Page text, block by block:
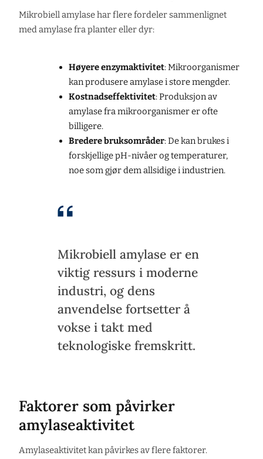
Mikrobiell amylase har flere fordeler sammenlignet
med amylase fra planter eller dyr:
Høyere enzymaktivitet: Mikroorganismer
kan produsere amylase i store mengder.
Kostnadseffektivitet: Produksjon av
amylase fra mikroorganismer er ofte
billigere.
Bredere bruksområder: De kan brukes i
forskjellige pH-nivåer og temperaturer,
noe som gjør dem allsidige i industrien.
Mikrobiell amylase er en
viktig ressurs i moderne
industri, og dens
anvendelse fortsetter å
vokse i takt med
teknologiske fremskritt.
Faktorer som påvirker
amylaseaktivitet
Amylaseaktivitet kan påvirkes av flere faktorer.